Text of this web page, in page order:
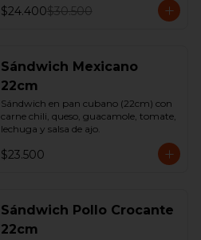
*Producto Ligeramente Picante.
$24.400$30.500
Sándwich Mexicano
22cm
Sándwich en pan cubano (22cm) con
carne chili, queso, guacamole, tomate,
lechuga y salsa de ajo.
$23.500
Sándwich Pollo Crocante
22cm